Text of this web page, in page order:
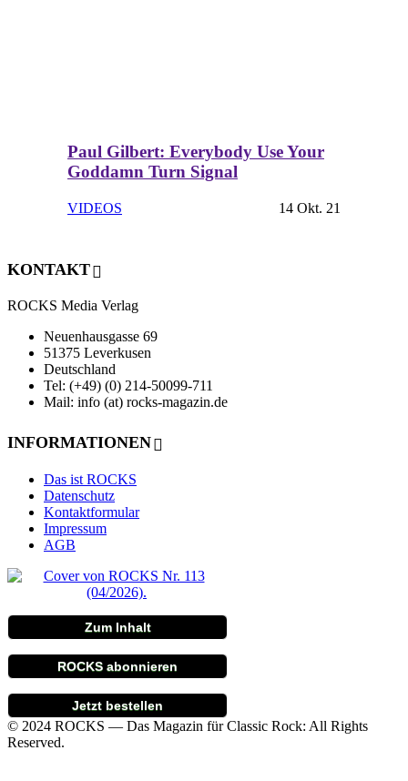
Paul Gilbert: Everybody Use Your
Goddamn Turn Signal
VIDEOS 14 Okt. 21
KONTAKT
ROCKS Media Verlag
Neuenhausgasse 69
51375 Leverkusen
Deutschland
Tel: (+49) (0) 214-50099-711
Mail: info (at) rocks-magazin.de
INFORMATIONEN
Das ist ROCKS
Datenschutz
Kontaktformular
Impressum
AGB
Zum Inhalt
ROCKS abonnieren
Jetzt bestellen
© 2024 ROCKS — Das Magazin für Classic Rock: All Rights
Reserved.